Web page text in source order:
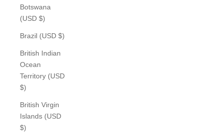
Botswana
(USD $)
Brazil (USD $)
British Indian
Ocean
Territory (USD
$)
British Virgin
Islands (USD
$)